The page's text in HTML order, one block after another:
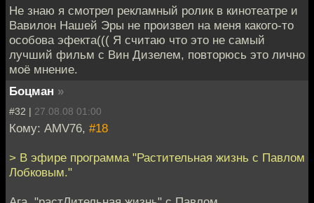
Не знаю я смотрел рекламный ролик в кинотеатре и
Вавилон Нашей Эры не произвел на меня какого-то
особова эфекта((( Я считаю что это не самый
лучший фильм с Вин Дизелем, повторюсь это лично
моё мнение.
Боцман »
#32 | 27.08.08 01:00
Кому: AMV76, #18
> В эфире программа "Растительная жизнь с Павлом
Лобковым."